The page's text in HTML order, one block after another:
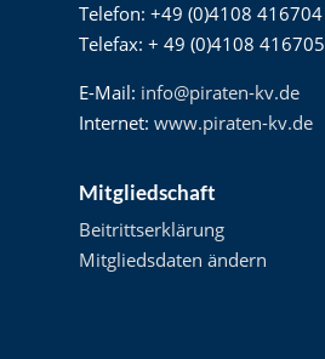
Telefon: +49 (0)4108 416704
Telefax: + 49 (0)4108 416705
E-Mail: info@piraten-kv.de
Internet: www.piraten-kv.de
Mitgliedschaft
Beitrittserklärung
Mitgliedsdaten ändern